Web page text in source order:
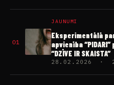
01
JAUNUMI
Eksperimentālā
apvienība
“DZĪVE IR SKAISTA”
28.02.2026 ·